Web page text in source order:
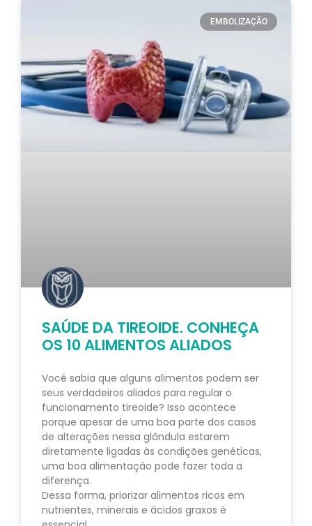
EMBOLIZAÇÃO
SAÚDE DA TIREOIDE. CONHEÇA
OS 10 ALIMENTOS ALIADOS
Você sabia que alguns alimentos podem ser
seus verdadeiros aliados para regular o
funcionamento tireoide? Isso acontece
porque apesar de uma boa parte dos casos
de alterações nessa glândula estarem
diretamente ligadas às condições genéticas,
uma boa alimentação pode fazer toda a
diferença.
Dessa forma, priorizar alimentos ricos em
nutrientes, minerais e ácidos graxos é